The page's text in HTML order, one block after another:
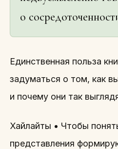
о
Единственная польза
задуматься о том, как
и почему они так
Хайлайты • Чтобы
представления